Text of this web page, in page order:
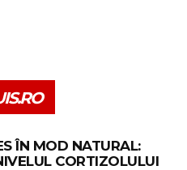
ÎN MOD NATURAL:
CORTIZOLULUI